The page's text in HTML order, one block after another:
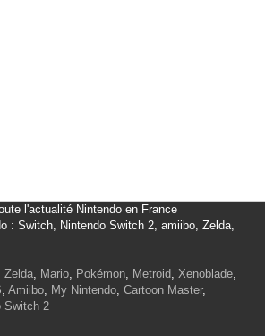
l'actualité Nintendo en France
: Switch, Nintendo Switch 2, amiibo, Zelda,
Zelda, Mario, Pokémon, Metroid, Xenoblade,
, Amiibo, My Nintendo, Cartoon Master,
Switch 2